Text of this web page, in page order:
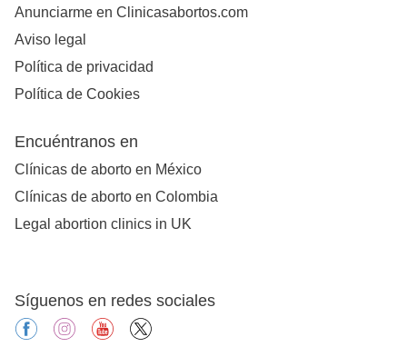
Anunciarme en Clinicasabortos.com
Aviso legal
Política de privacidad
Política de Cookies
Encuéntranos en
Clínicas de aborto en México
Clínicas de aborto en Colombia
Legal abortion clinics in UK
Síguenos en redes sociales
facebookinstagramyoutube